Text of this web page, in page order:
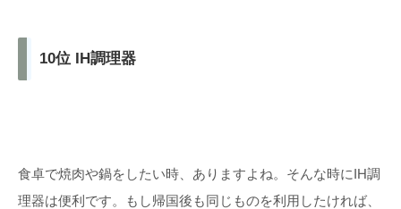
10位 IH調理器
食卓で焼肉や鍋をしたい時、ありますよね。そんな時にIH調
理器は便利です。もし帰国後も同じものを利用したければ、